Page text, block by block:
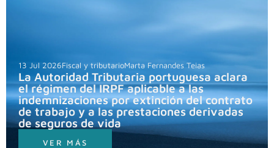
VER MÁS
La Autoridad Tributaria portuguesa aclara
el régimen del IRPF aplicable a las
indemnizaciones por extinción del contrato
de trabajo y a las prestaciones derivadas
de seguros de vida
13 Jul 2026Fiscal y tributarioMarta Fernandes Teias